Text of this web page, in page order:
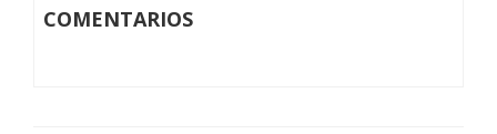
COMENTARIOS